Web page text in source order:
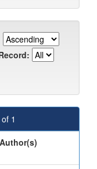
1
Author(s)